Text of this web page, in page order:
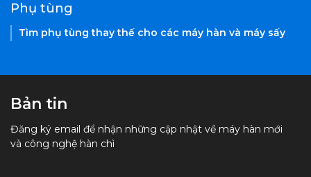
Phụ tùng
Tìm phụ tùng thay thế cho các máy hàn và máy sấy
Bản tin
Đăng ký email để nhận những cập nhật về máy hàn mới
và công nghệ hàn chì